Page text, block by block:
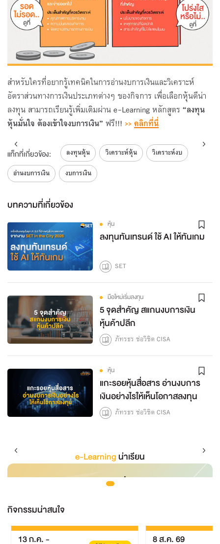
สำหรับใครที่อยากรู้เทคนิคในการอ่านงบการเงินและวิเคราะห์
อัตราส่วนทางการเงินประเภทต่างๆ ของกิจการ เพื่อเลือกหุ้นดีน่า
ลงทุน สามารถเรียนรู้เพิ่มเติมผ่าน e-Learning หลักสูตร “ลงทุน
หุ้นมั่นใจ ต้องเข้าใจงบการเงิน” ฟรี!!! >>คลิกที่นี่
แท็กที่เกี่ยวข้อง: ลงทุนหุ้น วิเคราะห์หุ้น
วิเคราะห์งบ
อ่านงบการเงิน
งบการเงิน
บทความที่เกี่ยวข้อง
หุ้น
ลงทุนทันเทรนด์ ใช้ AI ให้ทันเกม
SET
มือใหม่เริ่มลงทุน
5 จุดสำคัญ สแกนงบการเงิน
หุ้นค้าปลีก
ภัทรธร ช่อวิชิต CISA
หุ้น
แกะรอยหุ้นสื่อสาร อ่านงบการ
เงินอย่างไรให้เห็นโอกาสลงทุน
ภัทรธร ช่อวิชิต CISA
e-Learning น่าเรียน
กิจกรรมน่าสนใจ
13 ก.ค.- 8 ส.ค. 69